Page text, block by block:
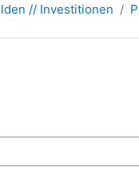
// Investitionen